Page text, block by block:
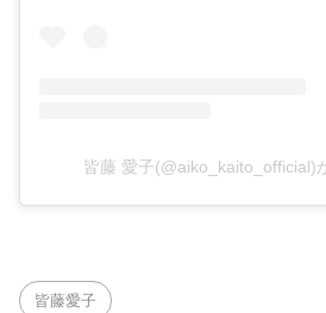
皆藤 愛子(@aiko_kaito_official)
皆藤愛子